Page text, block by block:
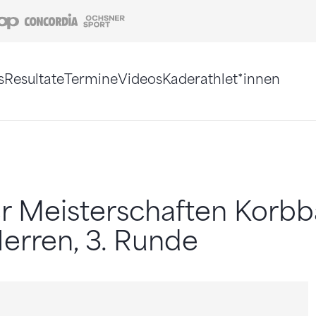
Coop Concordia
ResultateTermineVideosKaderathlet*innen
Meisterschaften
3. Runde